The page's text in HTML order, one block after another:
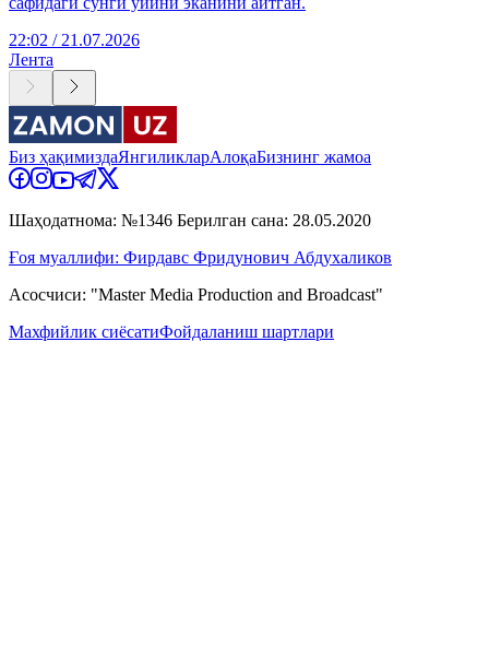
22:02 / 21.07.2026
Лента
Биз ҳақимиздаЯнгиликларАлоқаБизнинг жамоа
Шаҳодатнома: №1346 Берилган сана: 28.05.2020
Ғоя муаллифи: Фирдавс Фридунович Абдухаликов
Асосчиси: "Master Media Production and Broadcast"
Махфийлик сиёсатиФойдаланиш шартлари